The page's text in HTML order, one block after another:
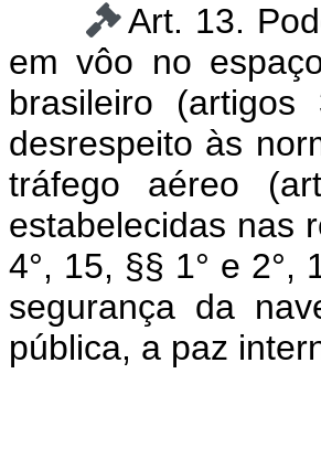
Art. 13.
em vôo no
brasileiro
desrespeito às
tráfego aéreo
estabelecidas nas
4°, 15, §§ 1° e 2°,
segurança da
pública, a paz